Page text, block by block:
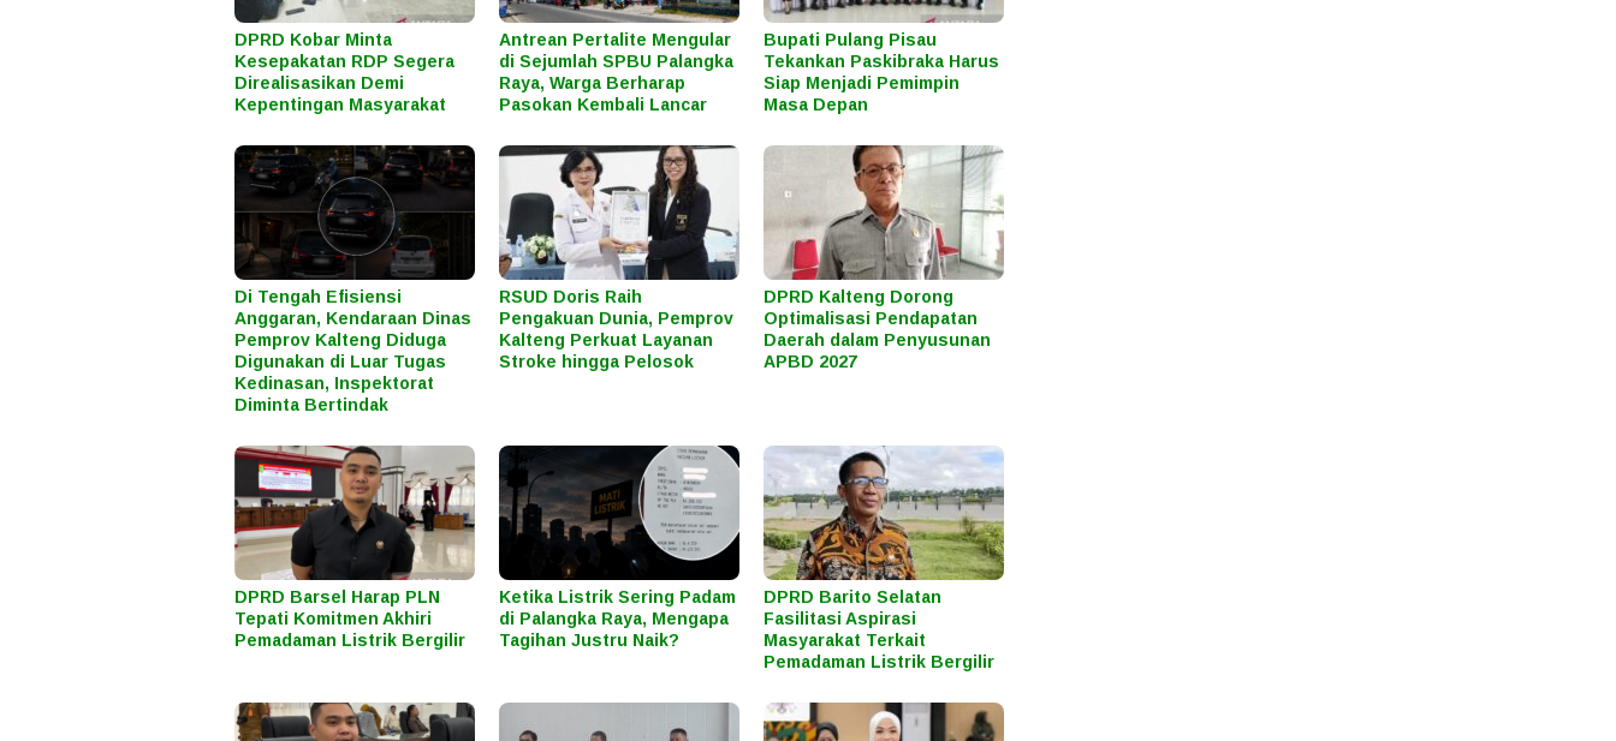
DPRD Kobar Minta
Kesepakatan RDP Segera
Direalisasikan Demi
Kepentingan Masyarakat
Antrean Pertalite Mengular
di Sejumlah SPBU Palangka
Raya, Warga Berharap
Pasokan Kembali Lancar
Bupati Pulang Pisau
Tekankan Paskibraka Harus
Siap Menjadi Pemimpin
Masa Depan
Di Tengah Efisiensi
Anggaran, Kendaraan Dinas
Pemprov Kalteng Diduga
Digunakan di Luar Tugas
Kedinasan, Inspektorat
Diminta Bertindak
RSUD Doris Raih
Pengakuan Dunia, Pemprov
Kalteng Perkuat Layanan
Stroke hingga Pelosok
DPRD Kalteng Dorong
Optimalisasi Pendapatan
Daerah dalam Penyusunan
APBD 2027
DPRD Barsel Harap PLN
Tepati Komitmen Akhiri
Pemadaman Listrik Bergilir
Ketika Listrik Sering Padam
di Palangka Raya, Mengapa
Tagihan Justru Naik?
DPRD Barito Selatan
Fasilitasi Aspirasi
Masyarakat Terkait
Pemadaman Listrik Bergilir